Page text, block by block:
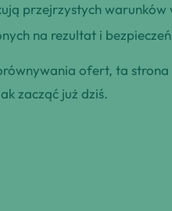
przejrzystych warunków
na rezultat i
ofert, ta
zacząć już dziś.